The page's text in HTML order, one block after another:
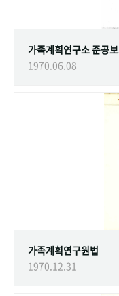
가족계획연구소 준공
1970.06.08
가족계획연구원법
1970.12.31